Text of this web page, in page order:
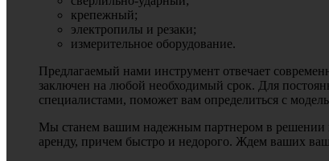
крепежный;
электропилы и резаки;
измерительное оборудование.
Предлагаемый нами инструмент отвечает
заключен на любой необходимый срок. Для
специалистами, поможет вам определиться с
Мы станем вашим надежным партнером в решении
аренду, причем быстро и недорого. Ждем ваших